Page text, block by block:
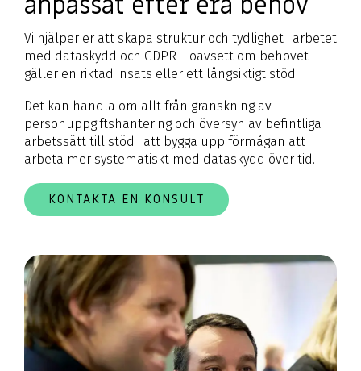
Vi hjälper er att skapa struktur och tydlighet i arbetet
med dataskydd och GDPR – oavsett om behovet
gäller en riktad insats eller ett långsiktigt stöd.
Det kan handla om allt från granskning av
personuppgiftshantering och översyn av befintliga
arbetssätt till stöd i att bygga upp förmågan att
arbeta mer systematiskt med dataskydd över tid.
KONTAKTA EN KONSULT